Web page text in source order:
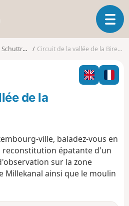
s
o
o
T
o
g
l
n
a
t
o
Schuttrange Circuit de la vallée de la Birelerbaach
de la
ville, baladez-vous en
reconstitution épatante d'un
sur la zone
Millekanal ainsi que le moulin